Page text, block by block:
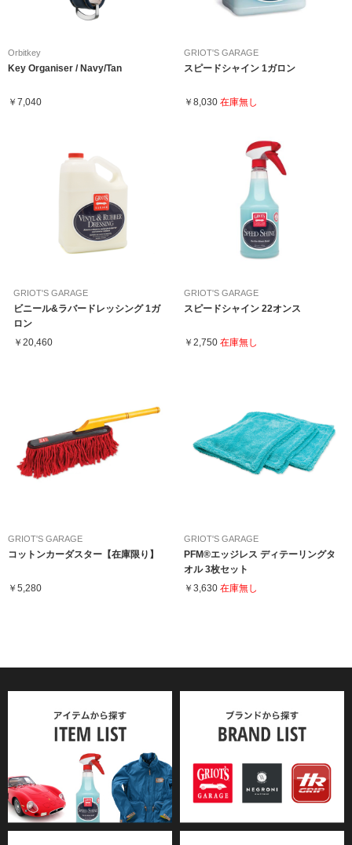
Orbitkey
Key Organiser / Navy/Tan
￥7,040
GRIOT'S GARAGE
スピードシャイン 1ガロン
￥8,030 在庫無し
GRIOT'S GARAGE
ビニール&ラバードレッシング 1ガ
ロン
￥20,460
GRIOT'S GARAGE
スピードシャイン 22オンス
￥2,750 在庫無し
GRIOT'S GARAGE
コットンカーダスター【在庫限り】
￥5,280
GRIOT'S GARAGE
PFM®エッジレス ディテーリングタ
オル 3枚セット
￥3,630 在庫無し